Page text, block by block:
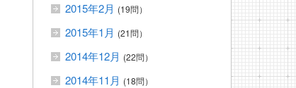
2015年2月 (19問）
2015年1月 (21問）
2014年12月 (22問）
2014年11月 (18問）